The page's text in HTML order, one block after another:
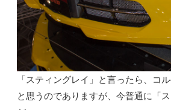
「スティングレイ」と言ったら、コ
と思うのでありますが、今普通に「